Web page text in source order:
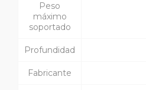
Peso
máximo
soportado
Profundidad
Fabricante